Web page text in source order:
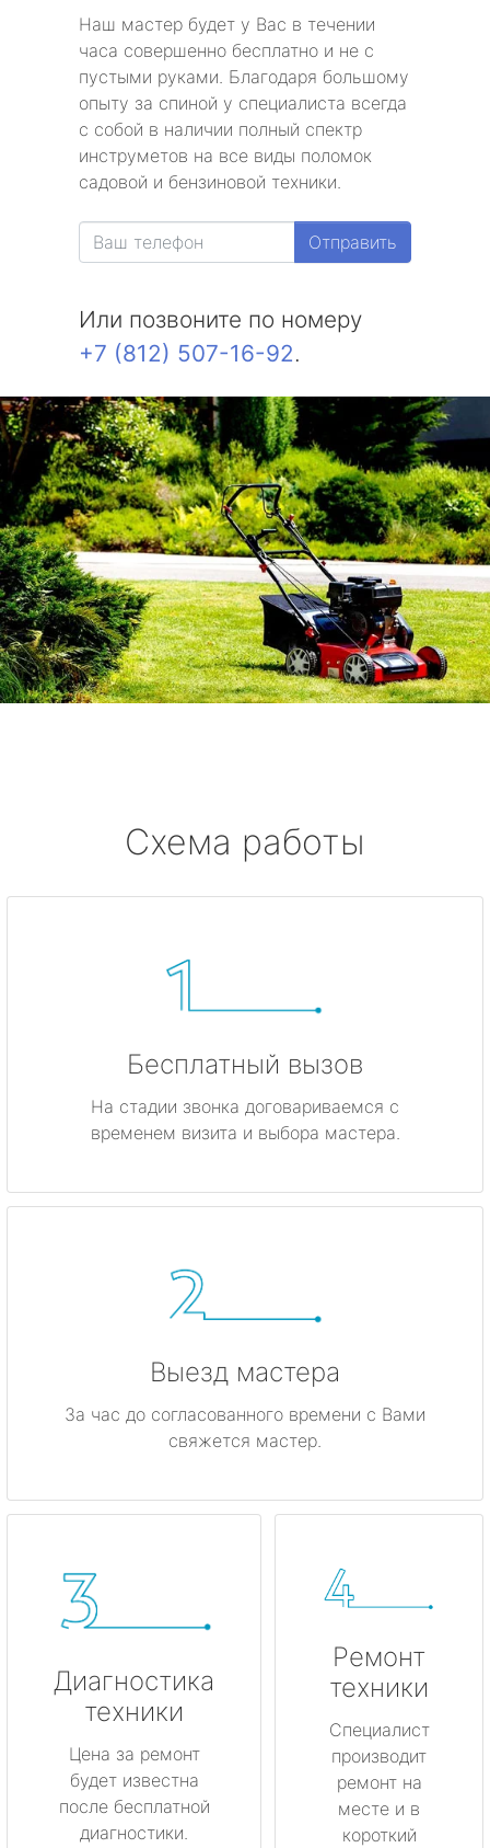
Наш мастер будет у Вас в течении
часа совершенно бесплатно и не с
пустыми руками. Благодаря большому
опыту за спиной у специалиста всегда
с собой в наличии полный спектр
инструметов на все виды поломок
садовой и бензиновой техники.
Отправить
Или позвоните по номеру
+7 (812) 507-16-92.
Схема работы
Бесплатный вызов
На стадии звонка договариваемся с
временем визита и выбора мастера.
Выезд мастера
За час до согласованного времени с Вами
свяжется мастер.
Диагностика
техники
Цена за ремонт
будет известна
после бесплатной
диагностики.
Ремонт
техники
Специалист
производит
ремонт на
месте и в
короткий